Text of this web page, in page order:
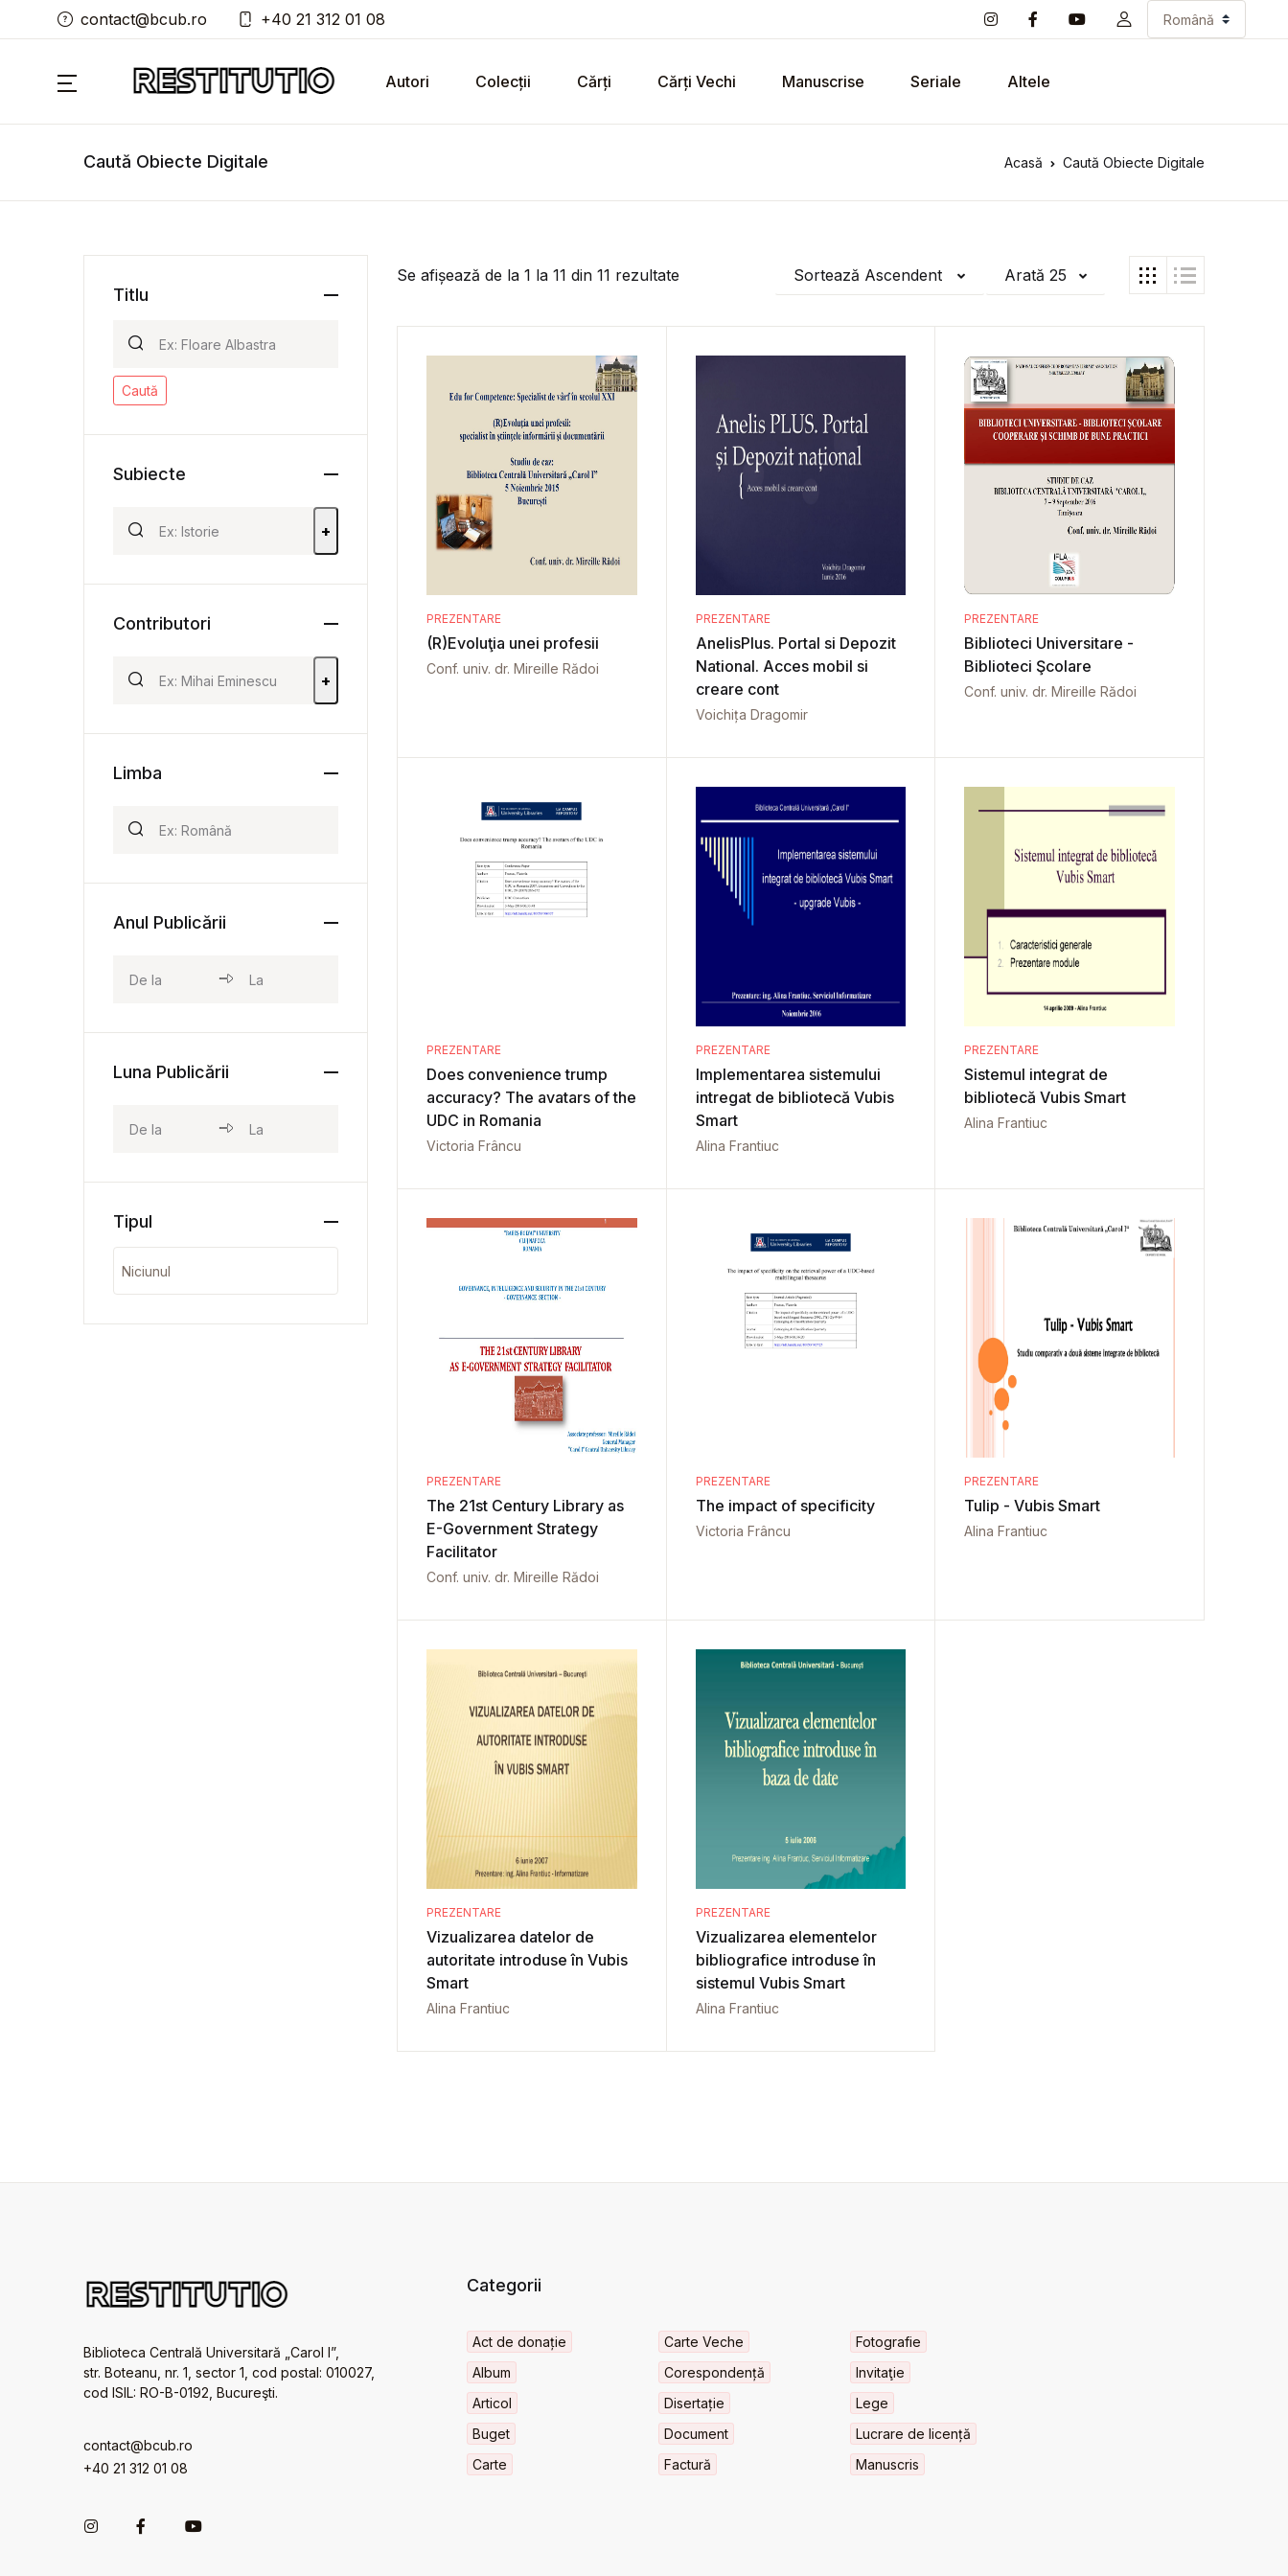
contact@bcub.ro +40 21 312 01 08
Autori Colecții Cărți Cărți Vechi Manuscrise Seriale Altele
Caută Obiecte Digitale Acasă Caută Obiecte Digitale
Se afișează de la 1 la 11 din 11 rezultate Sortează Ascendent Arată 25
PREZENTARE
(R)Evoluţia unei profesii
Conf. univ. dr. Mireille Rădoi
PREZENTARE
AnelisPlus. Portal si Depozit
National. Acces mobil si
creare cont
Voichița Dragomir
PREZENTARE
Biblioteci Universitare -
Biblioteci Şcolare
Conf. univ. dr. Mireille Rădoi
PREZENTARE
Does convenience trump
accuracy? The avatars of the
UDC in Romania
Victoria Frâncu
PREZENTARE
Implementarea sistemului
intregat de bibliotecă Vubis
Smart
Alina Frantiuc
PREZENTARE
Sistemul integrat de
bibliotecă Vubis Smart
Alina Frantiuc
PREZENTARE
The 21st Century Library as
E-Government Strategy
Facilitator
Conf. univ. dr. Mireille Rădoi
PREZENTARE
The impact of specificity
Victoria Frâncu
PREZENTARE
Tulip - Vubis Smart
Alina Frantiuc
PREZENTARE
Vizualizarea datelor de
autoritate introduse în Vubis
Smart
Alina Frantiuc
PREZENTARE
Vizualizarea elementelor
bibliografice introduse în
sistemul Vubis Smart
Alina Frantiuc
Titlu
Caută
Subiecte
+
Contributori
+
Limba
Anul Publicării
Luna Publicării
Tipul
Biblioteca Centrală Universitară „Carol I”,
str. Boteanu, nr. 1, sector 1, cod postal: 010027,
cod ISIL: RO-B-0192, Bucureşti.
contact@bcub.ro
+40 21 312 01 08
Categorii
Act de donație
Album
Articol
Buget
Carte
Carte Veche
Corespondență
Disertație
Document
Factură
Fotografie
Invitaţie
Lege
Lucrare de licență
Manuscris